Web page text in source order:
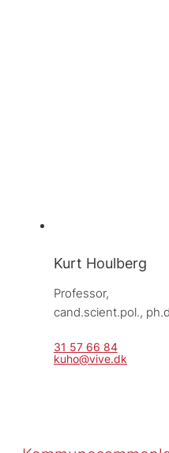
Kurt Houlberg
Professor,
cand.scient.pol.,
31 57 66 84
kuho@vive.dk